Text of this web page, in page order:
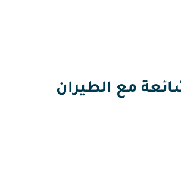
مع الطيران